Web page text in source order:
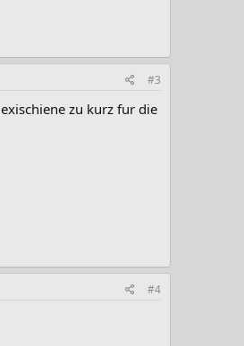
#3
zu kurz fur die
#4